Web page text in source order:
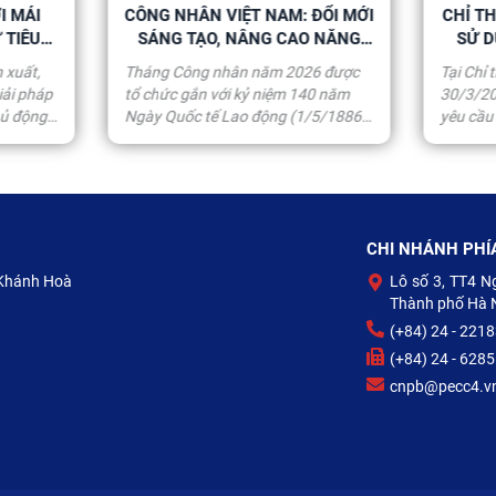
NHÂN VIỆT NAM: ĐỔI MỚI
TẠO, NÂNG CAO NĂNG
SUẤT LAO ĐỘNG
Công nhân năm 2026 được
gắn với kỷ niệm 140 năm
Quốc tế Lao động (1/5/1886-
Tại Tập đoàn Điện lực
sự chăm lo, góp phần xây dựng
công nhân ngày càng hiện
CHỈ THỊ 10/CT-TTG: 6 MỤC
SỬ DỤNG ĐIỆN HIỆU QUẢ
PHÁT TRIỂN ĐIỆN MẶT
Tại Chỉ thị 10/CT-TTg ngày
30/3/2026, Thủ tướng Chính
yêu cầu thực hiện quyết liệt,
hiệu quả 6 mục tiêu cụ thể về
Hoà
CHI NHÁNH
Lô số 3, TT4
Thành phố Hà
(+84) 24 -
(+84) 24 -